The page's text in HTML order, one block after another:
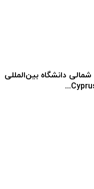
دانشگاه بین‌المللی